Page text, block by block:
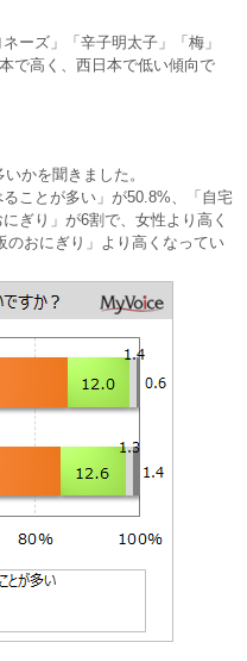
ーズ」「辛子明太子」「梅」
で高く、西日本で低い傾向で
かを聞きました。
ことが多い」が50.8%、「自宅
ぎり」が6割で、女性より高く
のおにぎり」より高くなってい